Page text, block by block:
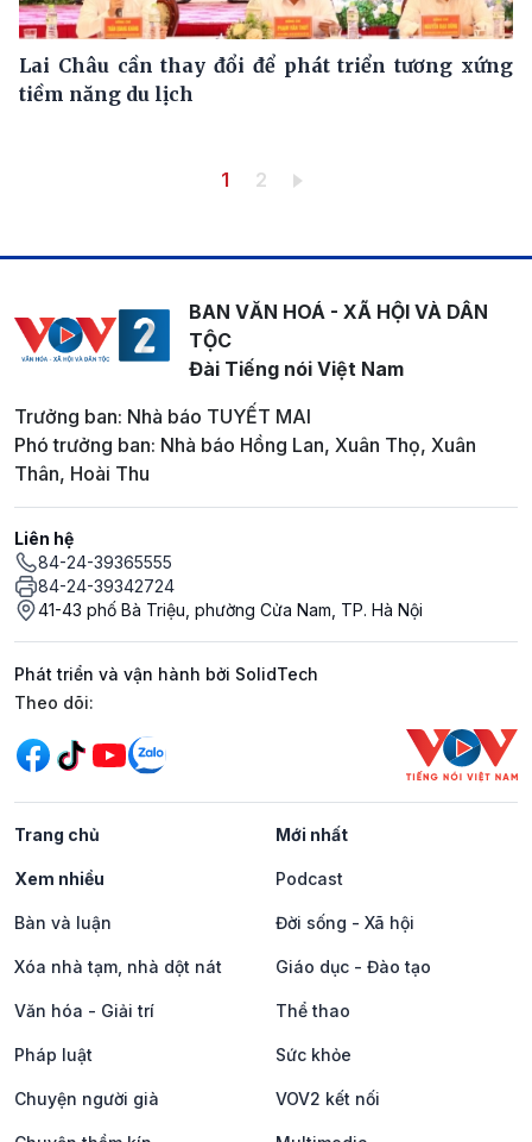
Lai Châu cần thay đổi để phát triển tương xứng
tiềm năng du lịch
Trang hiện thời
1 Trang
2
BAN VĂN HOÁ - XÃ HỘI VÀ DÂN
TỘC
Đài Tiếng nói Việt Nam
Trưởng ban: Nhà báo TUYẾT MAI
Phó trưởng ban: Nhà báo Hồng Lan, Xuân Thọ, Xuân
Thân, Hoài Thu
Liên hệ
84-24-39365555
84-24-39342724
41-43 phố Bà Triệu, phường Cửa Nam, TP. Hà Nội
Phát triển và vận hành bởi SolidTech
Mạng xã hội
Theo dõi:
Trang chủ Mới nhất
Xem nhiều Podcast
Bàn và luận Đời sống - Xã hội
Xóa nhà tạm, nhà dột nát Giáo dục - Đào tạo
Văn hóa - Giải trí Thể thao
Pháp luật Sức khỏe
Chuyện người già VOV2 kết nối